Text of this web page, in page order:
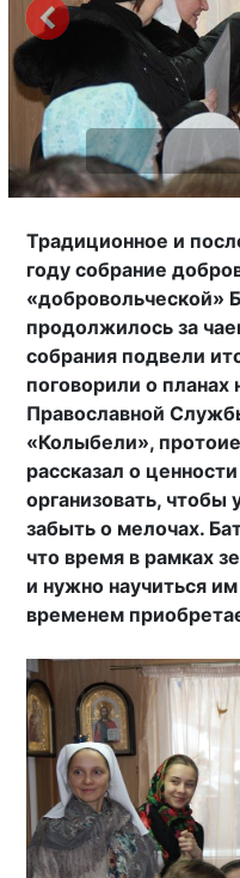
Традиционное и
году собрание
«добровольческой»
продолжилось за
собрания подвели
поговорили о
Православной
«Колыбели»,
рассказал о
организовать, чтобы
забыть о мелочах.
что время в рамках
и нужно научиться
временем